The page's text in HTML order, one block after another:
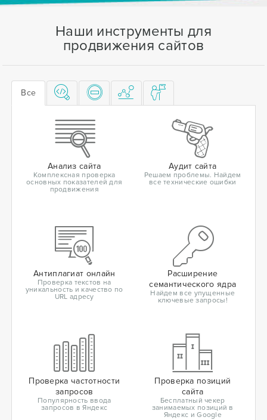
Наши инструменты для
продвижения сайтов
Все
Анализ сайта
Комплексная проверка
основных показателей для
продвижения
Аудит сайта
Решаем проблемы. Найдем
все технические ошибки
Антиплагиат онлайн
Проверка текстов на
уникальность и качество по
URL адресу
Расширение
семантического ядра
Найдем все упущенные
ключевые запросы!
Проверка частотности
запросов
Популярность ввода
запросов в Яндекс
Проверка позиций
сайта
Бесплатный чекер
занимаемых позиций в
Яндекс и Google